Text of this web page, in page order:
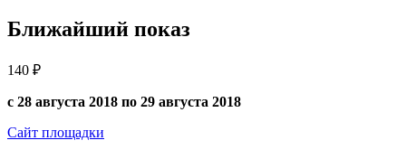
Ближайший показ
140 ₽
с 28 августа 2018 по 29 августа 2018
Сайт площадки